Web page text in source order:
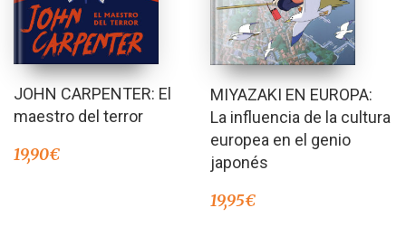
JOHN CARPENTER: El
maestro del terror
19,90€
MIYAZAKI EN EUROPA:
La influencia de la cultura
europea en el genio
japonés
19,95€